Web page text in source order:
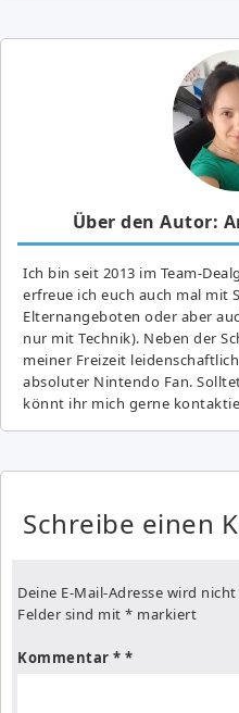
Über den Autor:
Ich bin seit 2013 im Team-
erfreue ich euch auch mal mit
Elternangeboten oder aber
nur mit Technik). Neben der
meiner Freizeit
absoluter Nintendo Fan.
könnt ihr mich gerne
Schreibe einen
Deine E-Mail-Adresse wird
Felder sind mit * markiert
Kommentar *